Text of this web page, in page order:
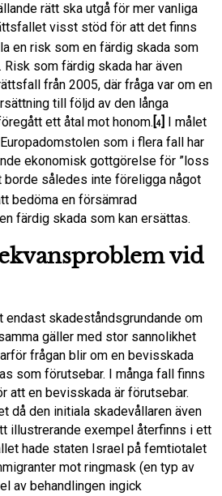
rätt ska utgå för mer vanliga
visst stöd för att det finns
en risk som en färdig skada som
som färdig skada har även
från 2005, där fråga var om en
till följd av den långa
ett åtal mot honom. [4] I målet
som i flera fall har
ekonomisk gottgörelse för ”loss
borde således inte föreligga något
bedöma en försämrad
färdig skada som kan ersättas.
vid
endast skadeståndsgrundande om
gäller med stor sannolikhet
frågan blir om en bevisskada
som förutsebar. I många fall finns
att en bevisskada är förutsebar.
då den initiala skadevållaren även
illustrerande exempel återfinns i ett
hade staten Israel på femtiotalet
mot ringmask (en typ av
av behandlingen ingick